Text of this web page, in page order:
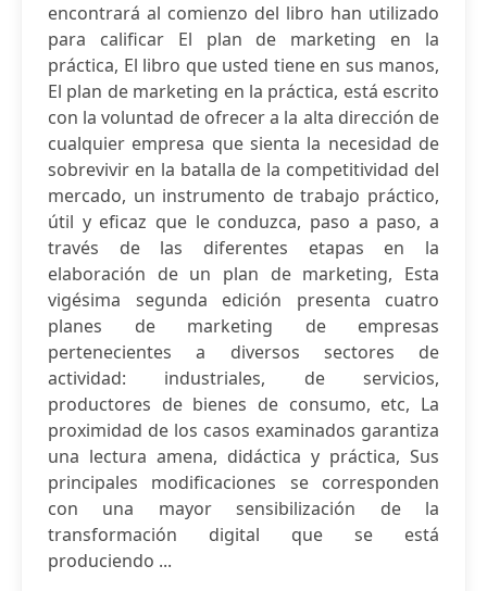
encontrará al comienzo del libro han utilizado
para calificar El plan de marketing en la
práctica, El libro que usted tiene en sus manos,
El plan de marketing en la práctica, está escrito
con la voluntad de ofrecer a la alta dirección de
cualquier empresa que sienta la necesidad de
sobrevivir en la batalla de la competitividad del
mercado, un instrumento de trabajo práctico,
útil y eficaz que le conduzca, paso a paso, a
través de las diferentes etapas en la
elaboración de un plan de marketing, Esta
vigésima segunda edición presenta cuatro
planes de marketing de empresas
pertenecientes a diversos sectores de
actividad: industriales, de servicios,
productores de bienes de consumo, etc, La
proximidad de los casos examinados garantiza
una lectura amena, didáctica y práctica, Sus
principales modificaciones se corresponden
con una mayor sensibilización de la
transformación digital que se está
produciendo ...